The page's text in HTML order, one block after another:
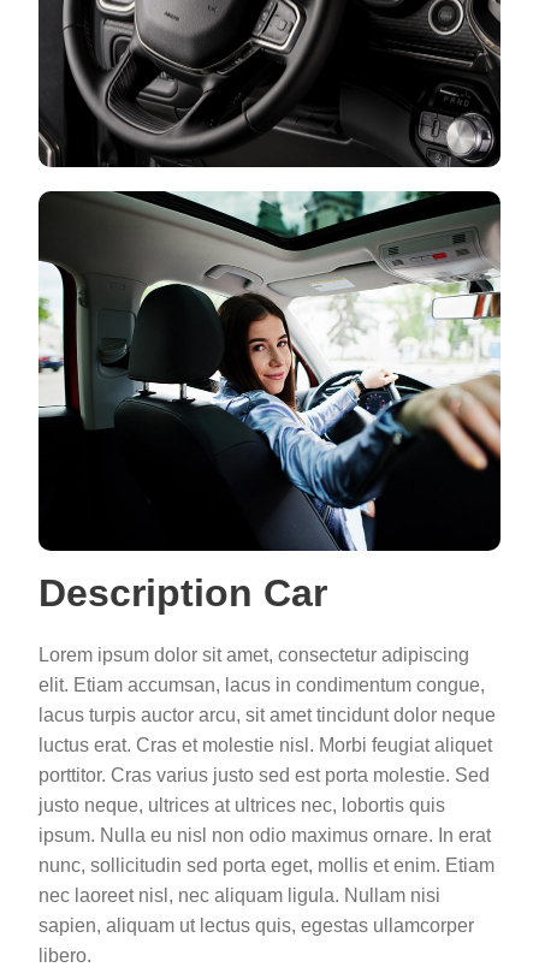
Description Car
Lorem ipsum dolor sit amet, consectetur adipiscing
elit. Etiam accumsan, lacus in condimentum congue,
lacus turpis auctor arcu, sit amet tincidunt dolor neque
luctus erat. Cras et molestie nisl. Morbi feugiat aliquet
porttitor. Cras varius justo sed est porta molestie. Sed
justo neque, ultrices at ultrices nec, lobortis quis
ipsum. Nulla eu nisl non odio maximus ornare. In erat
nunc, sollicitudin sed porta eget, mollis et enim. Etiam
nec laoreet nisl, nec aliquam ligula. Nullam nisi
sapien, aliquam ut lectus quis, egestas ullamcorper
libero.